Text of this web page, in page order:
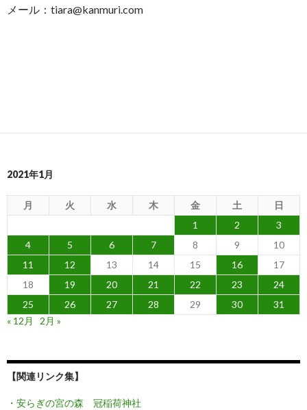
メール：tiara@kanmuri.com
2021年1月
月 火 水 木 金 土
日
1
2
3
4
5 6 7 8 9
10
11
12 13 14 15 16
17
18
19 20 21 22 23
24
25
26 27 28 29 30
31
« 12月
2月 »
【関連リンク集】
・安らぎの宮の森 冠稲荷神社